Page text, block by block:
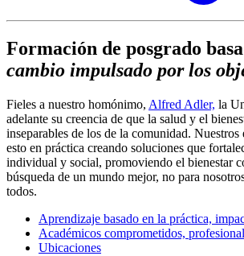
Formación de posgrado
cambio impulsado por los
Fieles a nuestro homónimo, Alfred Adler, la
adelante su creencia de que la salud y el
inseparables de los de la comunidad. Nuestros
esto en práctica creando soluciones que
individual y social, promoviendo el bienestar
búsqueda de un mundo mejor, no para
todos.
Aprendizaje basado en la práctica,
Académicos comprometidos,
Ubicaciones